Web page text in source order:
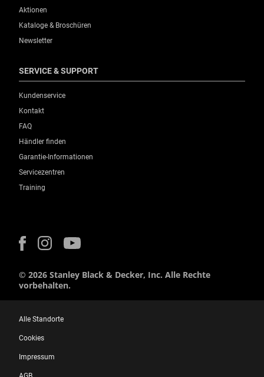
Aktionen
Kataloge & Broschüren
Newsletter
SERVICE & SUPPORT
Kundenservice
Kontakt
FAQ
Händler finden
Garantie-Informationen
Servicezentren
Training
© 2026 Stanley Black & Decker, Inc. Alle Rechte
vorbehalten.
Alle Standorte
Cookies
Impressum